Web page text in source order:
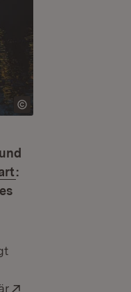
(Öffnet in neuem
: